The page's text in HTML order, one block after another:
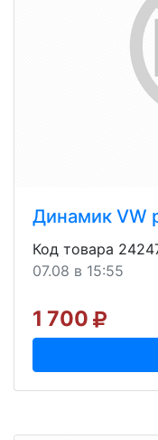
Динамик VW
Код товара
07.08 в 15:55
1 700